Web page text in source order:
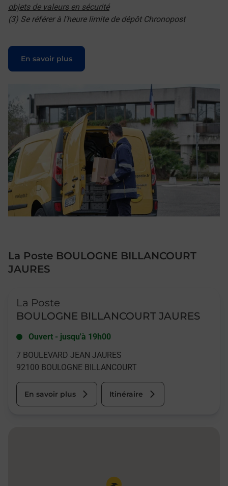
objets de valeurs en sécurité
(3) Se référer à l'heure limite de dépôt Chronopost
En savoir plus
Le lien s'ouvre dans un nouvel onglet
La Poste BOULOGNE BILLANCOURT
JAURES
La Poste
BOULOGNE BILLANCOURT JAURES
Ouvert - jusqu'à 19h00
7 BOULEVARD JEAN JAURES
92100 BOULOGNE BILLANCOURT
En savoir plus Itinéraire
Pin de la carte